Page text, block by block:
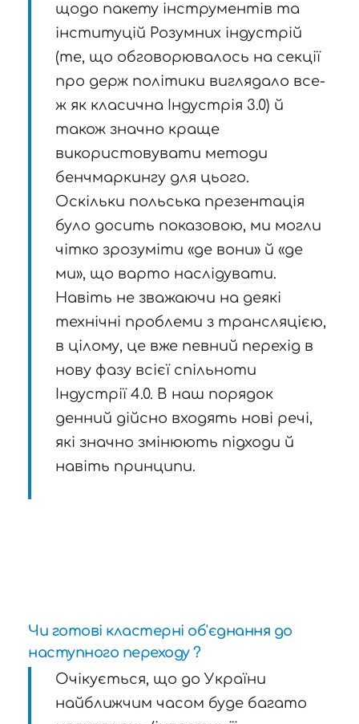
щодо пакету інструментів та
інституцій Розумних індустрій
(те, що обговорювалось на секції
про держ політики виглядало все-
ж як класична Індустрія 3.0) й
також значно краще
використовувати методи
бенчмаркингу для цього.
Оскільки польська презентація
було досить показовою, ми могли
чітко зрозуміти «де вони» й «де
ми», що варто наслідувати.
Навіть не зважаючи на деякі
технічні проблеми з трансляцією,
в цілому, це вже певний перехід в
нову фазу всієї спільноти
Індустрії 4.0. В наш порядок
денний дійсно входять нові речі,
які значно змінюють підходи й
навіть принципи.
Чи готові кластерні об'єднання до
наступного переходу ?
Очікується, що до України
найближчим часом буде багато